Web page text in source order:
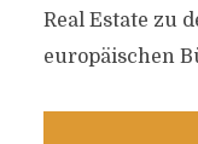
Real Estate zu
europäischen